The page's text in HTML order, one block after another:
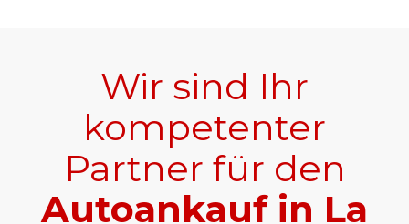
Wir sind Ihr
kompetenter
Partner für den
Autoankauf in La